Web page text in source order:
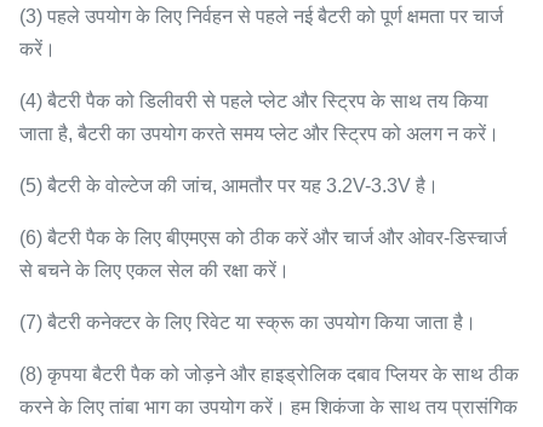
(3) पहले उपयोग के लिए निर्वहन से पहले नई बैटरी को पूर्ण क्षमता पर चार्ज
करें।
(4) बैटरी पैक को डिलीवरी से पहले प्लेट और स्ट्रिप के साथ तय किया
जाता है, बैटरी का उपयोग करते समय प्लेट और स्ट्रिप को अलग न करें।
(5) बैटरी के वोल्टेज की जांच, आमतौर पर यह 3.2V-3.3V है।
(6) बैटरी पैक के लिए बीएमएस को ठीक करें और चार्ज और ओवर-डिस्चार्ज
से बचने के लिए एकल सेल की रक्षा करें।
(7) बैटरी कनेक्टर के लिए रिवेट या स्क्रू का उपयोग किया जाता है।
(8) कृपया बैटरी पैक को जोड़ने और हाइड्रोलिक दबाव प्लियर के साथ ठीक
करने के लिए तांबा भाग का उपयोग करें। हम शिकंजा के साथ तय प्रासंगिक